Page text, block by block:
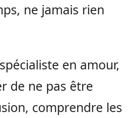
ne jamais rien
en amour,
de ne pas être
comprendre les